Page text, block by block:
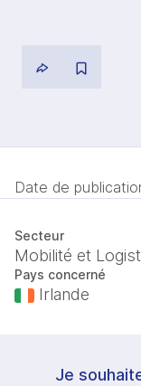
Date de
Secteur
Mobilité et
Pays concerné
Irlande
Je